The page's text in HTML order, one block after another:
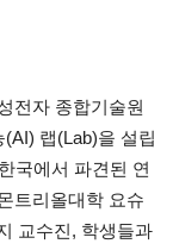
전자 종합기술원
랩(Lab)을 설립
국에서 파견된 연
트리올대학 요슈
교수진, 학생들과